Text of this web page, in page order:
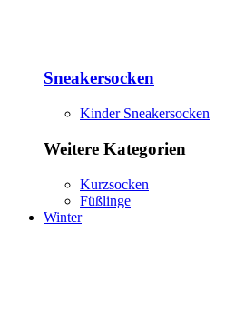
Sneakersocken
Kinder Sneakersocken
Weitere Kategorien
Kurzsocken
Füßlinge
Winter